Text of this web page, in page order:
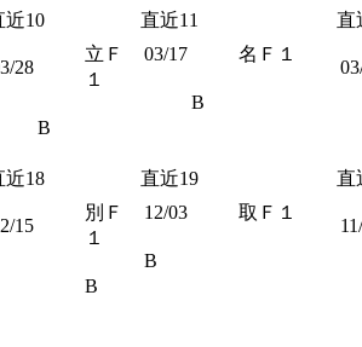
近10 直近11 直
28
立Ｆ
１
B
03/17 名Ｆ１
B
近18 直近19 直
15
別Ｆ
１
B
12/03 取Ｆ１
B